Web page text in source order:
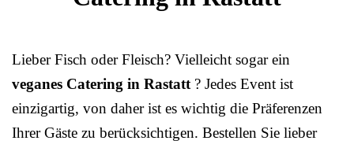
Lieber Fisch oder Fleisch? Vielleicht sogar ein
veganes Catering in Rastatt ? Jedes Event ist
einzigartig, von daher ist es wichtig die Präferenzen
Ihrer Gäste zu berücksichtigen. Bestellen Sie lieber